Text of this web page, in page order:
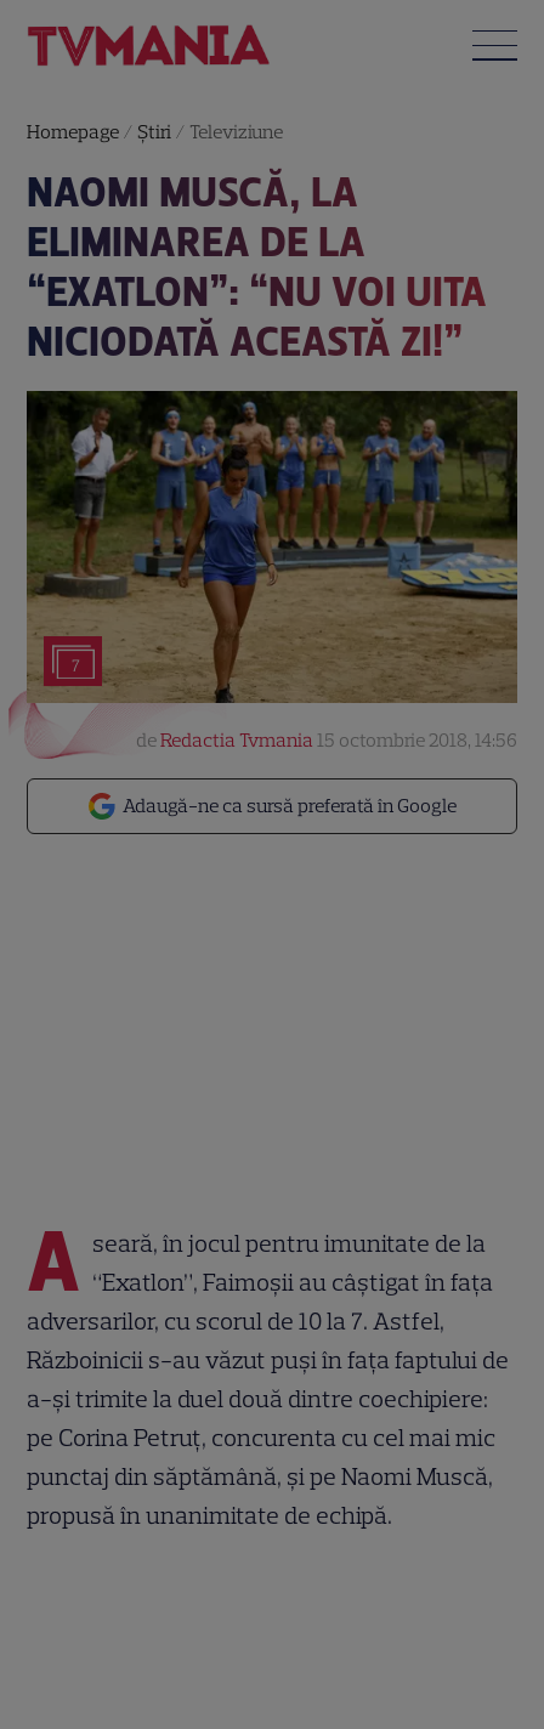
Homepage / Știri / Televiziune
NAOMI MUSCĂ, LA
ELIMINAREA DE LA
“EXATLON”: “NU VOI UITA
NICIODATĂ ACEASTĂ ZI!”
7
Adaugă-ne ca sursă preferată în Google
deRedactia Tvmania 15 octombrie 2018, 14:56
A seară, în jocul pentru imunitate de la
“Exatlon”, Faimoșii au câștigat în fața
adversarilor, cu scorul de 10 la 7. Astfel,
Războinicii s-au văzut puși în fața faptului de
a-și trimite la duel două dintre coechipiere:
pe Corina Petruț, concurenta cu cel mai mic
punctaj din săptămână, și pe Naomi Muscă,
propusă în unanimitate de echipă.